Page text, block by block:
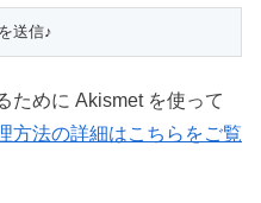
ために Akismet を使って
方法の詳細はこちらをご覧